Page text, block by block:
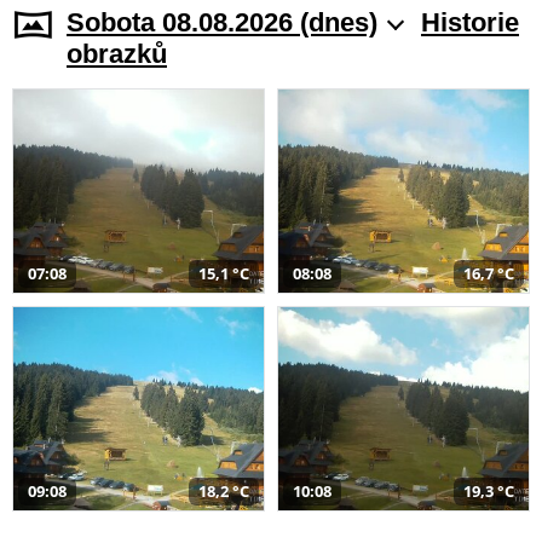
Sobota 08.08.2026 (dnes)
Historie
obrazků
07:08 15,1 °C 08:08 16,7 °C
09:08 18,2 °C 10:08 19,3 °C